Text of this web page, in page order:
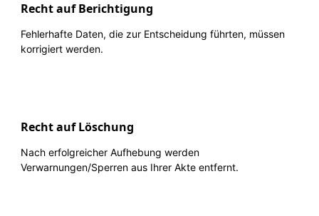
Recht auf Berichtigung
Fehlerhafte Daten, die zur Entscheidung führten, müssen
korrigiert werden.
Recht auf Löschung
Nach erfolgreicher Aufhebung werden
Verwarnungen/Sperren aus Ihrer Akte entfernt.